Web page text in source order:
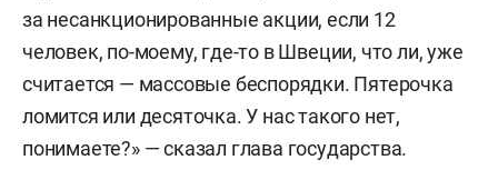
за несанкционированные акции, если 12
человек, по-моему, где-то в Швеции, что ли, уже
считается — массовые беспорядки. Пятерочка
ломится или десяточка. У нас такого нет,
понимаете?» — сказал глава государства.